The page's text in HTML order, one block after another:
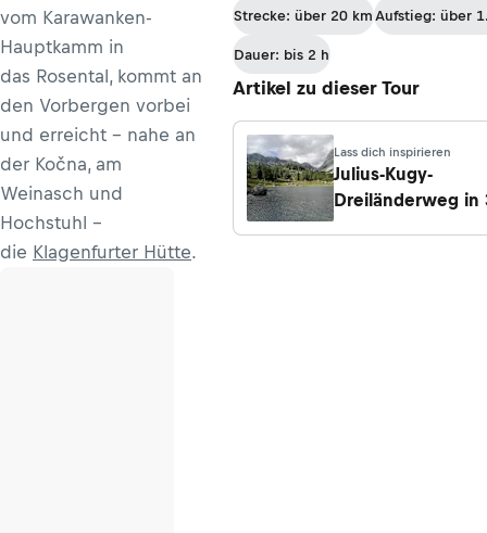
vom Karawanken-
Hauptkamm in
das Rosental, kommt an
den Vorbergen vorbei
und erreicht - nahe an
der Kočna, am
Weinasch und
Hochstuhl -
die Klagenfurter Hütte.
Kohlröslhütte - St.
Stefan/
Strecke: über 20 km Aufstieg: über
Dauer: bis 2 h
Artikel zu dieser Tour
Lass dich inspirieren
Julius-Kugy-
Dreiländerweg in